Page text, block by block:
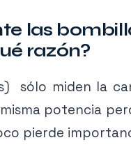
las
razón?
sólo miden la
potencia
pierde